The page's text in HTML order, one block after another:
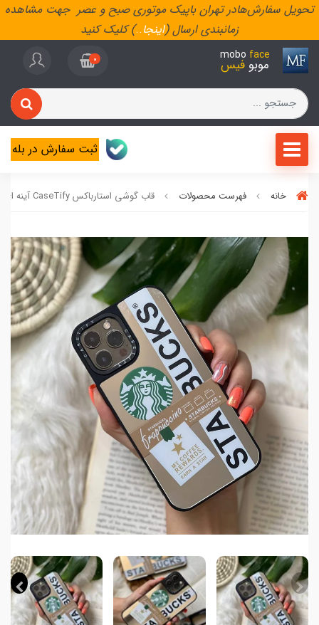
تحویل سفارش‌هادر تهران باپیک موتوری صبح و عصر جهت مشاهده
زمانبندی ارسال (اینجا..) کلیک کنید
mobo face
موبو فیس 0
ثبت سفارش در بله
خانه فهرست محصولات قاب گوشی استارباکس CaseTify آینه ای سامسونگ